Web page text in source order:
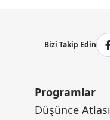
Bizi Takip Edin
Programlar
Düşünce Atlası